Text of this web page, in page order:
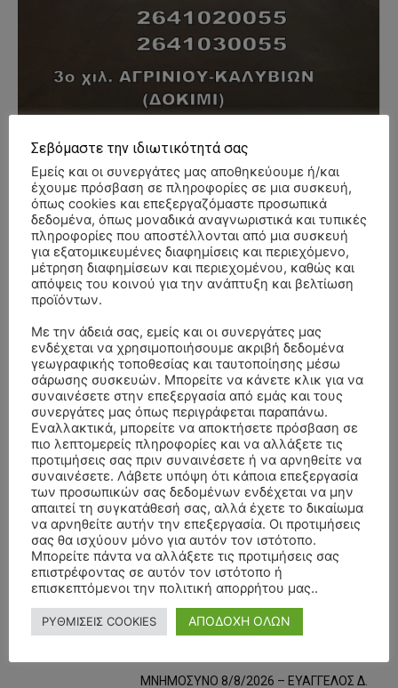
- Advertisment -
- Advertisment -
ΟΙ ΤΑΣΕΙΣ ΤΩΡΑ
ΜΝΗΜΟΣΥΝΟ 8/8/2026 – ΕΥΑΓΓΕΛΟΣ Δ.
Σεβόμαστε την ιδιωτικότητά σας
Εμείς και οι συνεργάτες μας αποθηκεύουμε ή/και
έχουμε πρόσβαση σε πληροφορίες σε μια συσκευή,
όπως cookies και επεξεργαζόμαστε προσωπικά
δεδομένα, όπως μοναδικά αναγνωριστικά και τυπικές
πληροφορίες που αποστέλλονται από μια συσκευή
για εξατομικευμένες διαφημίσεις και περιεχόμενο,
μέτρηση διαφημίσεων και περιεχομένου, καθώς και
απόψεις του κοινού για την ανάπτυξη και βελτίωση
προϊόντων.
Με την άδειά σας, εμείς και οι συνεργάτες μας
ενδέχεται να χρησιμοποιήσουμε ακριβή δεδομένα
γεωγραφικής τοποθεσίας και ταυτοποίησης μέσω
σάρωσης συσκευών. Μπορείτε να κάνετε κλικ για να
συναινέσετε στην επεξεργασία από εμάς και τους
συνεργάτες μας όπως περιγράφεται παραπάνω.
Εναλλακτικά, μπορείτε να αποκτήσετε πρόσβαση σε
πιο λεπτομερείς πληροφορίες και να αλλάξετε τις
προτιμήσεις σας πριν συναινέσετε ή να αρνηθείτε να
συναινέσετε. Λάβετε υπόψη ότι κάποια επεξεργασία
των προσωπικών σας δεδομένων ενδέχεται να μην
απαιτεί τη συγκατάθεσή σας, αλλά έχετε το δικαίωμα
να αρνηθείτε αυτήν την επεξεργασία. Οι προτιμήσεις
σας θα ισχύουν μόνο για αυτόν τον ιστότοπο.
Μπορείτε πάντα να αλλάξετε τις προτιμήσεις σας
επιστρέφοντας σε αυτόν τον ιστότοπο ή
επισκεπτόμενοι την πολιτική απορρήτου μας..
ΡΥΘΜΙΣΕΙΣ COOKIES ΑΠΟΔΟΧΗ ΟΛΩΝ